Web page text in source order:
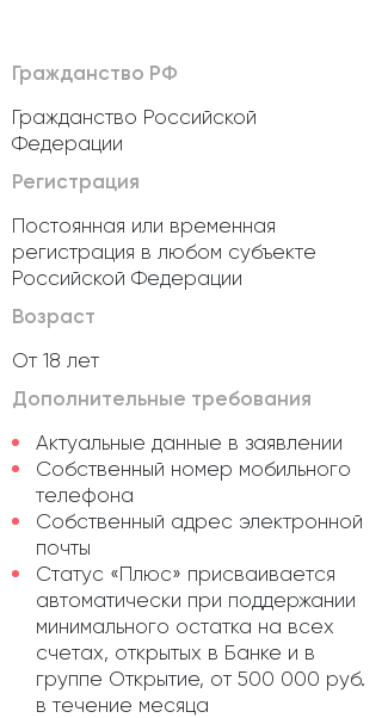
Гражданство РФ
Гражданство Российской
Федерации
Регистрация
Постоянная или временная
регистрация в любом субъекте
Российской Федерации
Возраст
От 18 лет
Дополнительные требования
Актуальные данные в заявлении
Собственный номер мобильного
телефона
Собственный адрес электронной
почты
Статус «Плюс» присваивается
автоматически при поддержании
минимального остатка на всех
счетах, открытых в Банке и в
группе Открытие, от 500 000 руб.
в течение месяца